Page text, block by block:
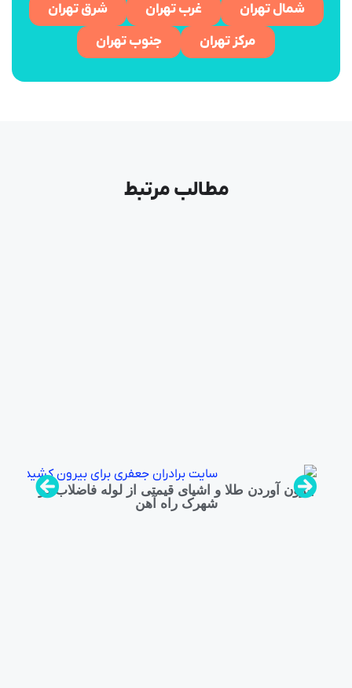
شمال تهران غرب تهران
شرق تهران
مرکز تهران
جنوب تهران
مطالب مرتبط
بیرون آوردن طلا و اشیای قیمتی از لوله فاضلاب در
شهرک راه‌ آهن